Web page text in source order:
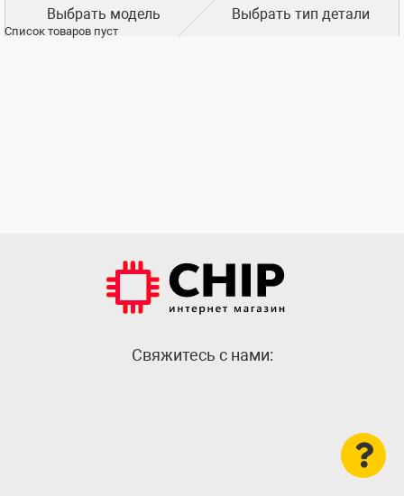
Выбрать модель Выбрать тип детали
Список товаров пуст
Cвяжитесь с нами: